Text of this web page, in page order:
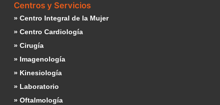
Centros y Servicios
» Centro Integral de la Mujer
» Centro Cardiología
» Cirugía
» Imagenología
» Kinesiología
» Laboratorio
» Oftalmología